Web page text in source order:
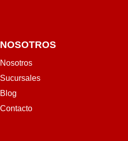
NOSOTROS
Nosotros
Sucursales
Blog
Contacto